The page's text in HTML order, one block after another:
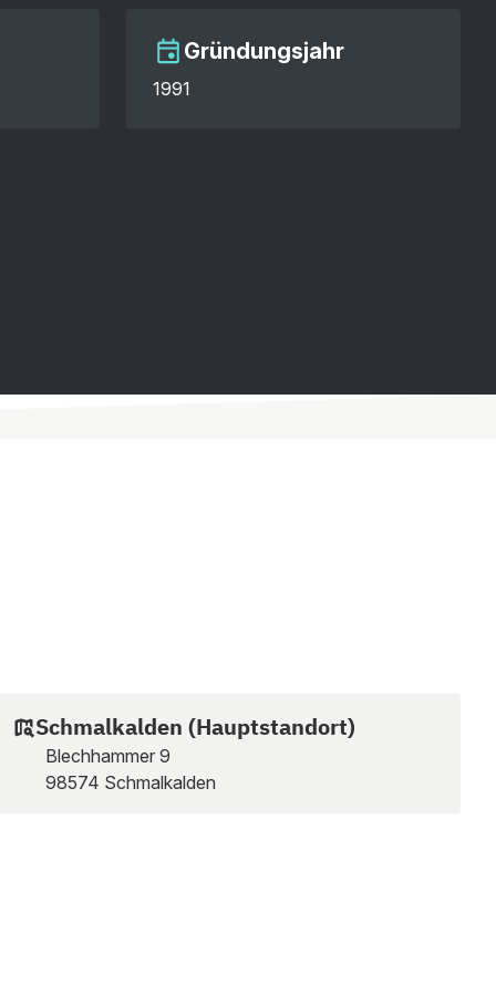
Gründungsjahr
1991
Schmalkalden (Hauptstandort)
Blechhammer 9
98574 Schmalkalden